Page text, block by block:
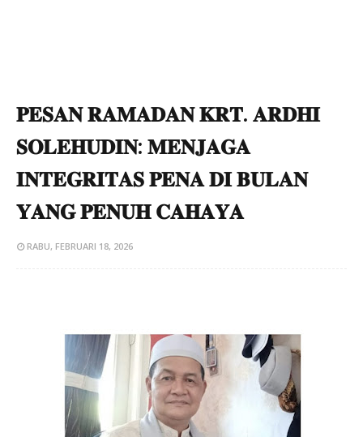
​𝐏𝐄𝐒𝐀𝐍 𝐑𝐀𝐌𝐀𝐃𝐀𝐍 𝐊𝐑𝐓. 𝐀𝐑𝐃𝐇𝐈
𝐒𝐎𝐋𝐄𝐇𝐔𝐃𝐈𝐍: 𝐌𝐄𝐍𝐉𝐀𝐆𝐀
𝐈𝐍𝐓𝐄𝐆𝐑𝐈𝐓𝐀𝐒 𝐏𝐄𝐍𝐀 𝐃𝐈 𝐁𝐔𝐋𝐀𝐍
𝐘𝐀𝐍𝐆 𝐏𝐄𝐍𝐔𝐇 𝐂𝐀𝐇𝐀𝐘𝐀
RABU, FEBRUARI 18, 2026